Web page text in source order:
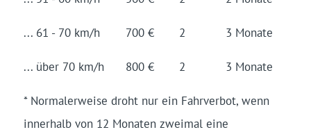
... 61 - 70 km/h 700 € 2 3 Monate
... über 70 km/h 800 € 2 3 Monate
* Normalerweise droht nur ein Fahrverbot, wenn
innerhalb von 12 Monaten zweimal eine